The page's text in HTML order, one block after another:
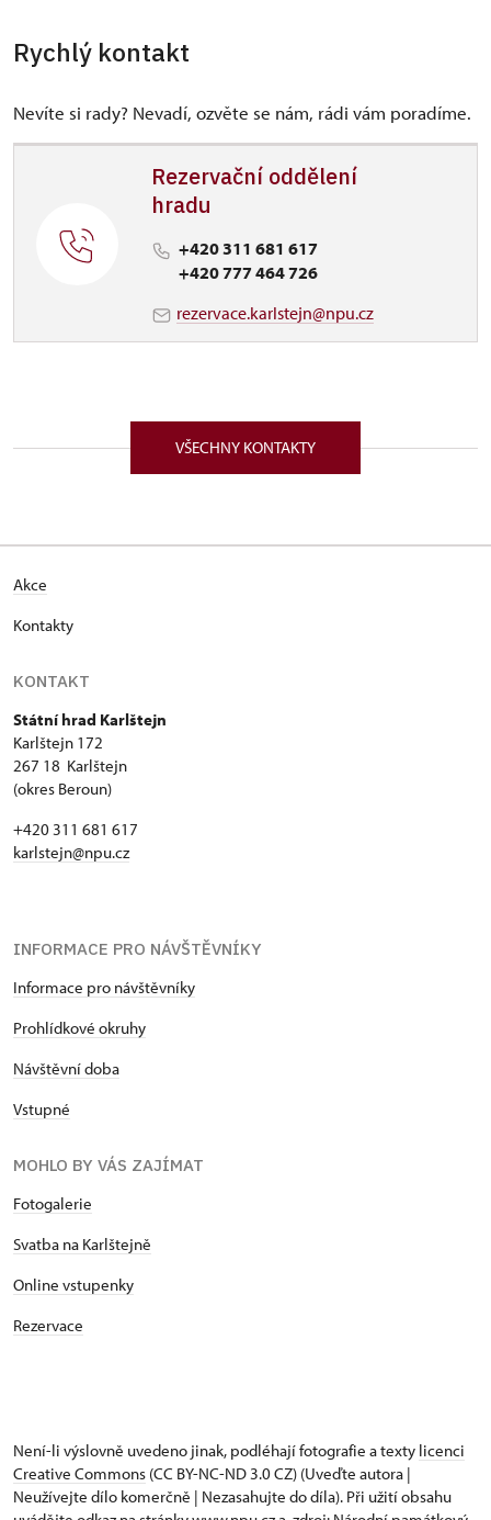
Rychlý kontakt
Nevíte si rady? Nevadí, ozvěte se nám, rádi vám poradíme.
Rezervační oddělení
hradu
+420 311 681 617
+420 777 464 726
rezervace.karlstejn@npu.cz
VŠECHNY KONTAKTY
Akce
Kontakty
KONTAKT
Státní hrad Karlštejn
Karlštejn 172
267 18 Karlštejn
(okres Beroun)
+420 311 681 617
karlstejn@npu.cz
INFORMACE PRO NÁVŠTĚVNÍKY
Informace pro návštěvníky
Prohlídkové okruhy
Návštěvní doba
Vstupné
MOHLO BY VÁS ZAJÍMAT
Fotogalerie
Svatba na Karlštejně
Online vstupenky
Rezervace
Není-li výslovně uvedeno jinak, podléhají fotografie a texty licenci
Creative Commons (CC BY-NC-ND 3.0 CZ) (Uveďte autora |
Neužívejte dílo komerčně | Nezasahujte do díla). Při užití obsahu